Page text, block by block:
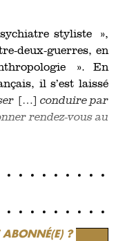
styliste »,
deux-guerres, en
». En
il s’est laissé
[…] conduire par
rendez-vous au
ABONNÉ(E) ?